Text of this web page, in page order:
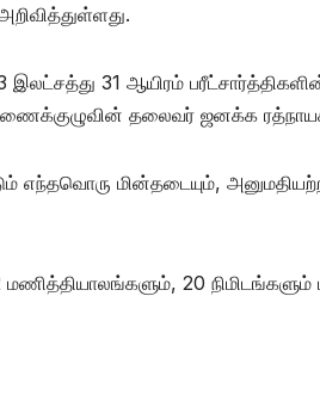
31 ஆயிரம்
தலைவர் ஜனக்க
எந்தவொரு மின்தடையும்,
மணித்தியாலங்களும், 20